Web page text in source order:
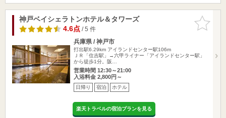
お気に入
りに追加
神戸ベイシェラトンホテル＆タワーズ
4.6点/ 5 件
兵庫県 / 神戸市
打出駅6.29km アイランドセンター駅106m
ＪＲ「住吉駅」→六甲ライナー「アイランドセンター駅」
から徒歩1分。阪…
営業時間 12:30～21:00
入浴料金 2,800円～
日帰り 宿泊 ホテル
楽天トラベルの宿泊プランを見る